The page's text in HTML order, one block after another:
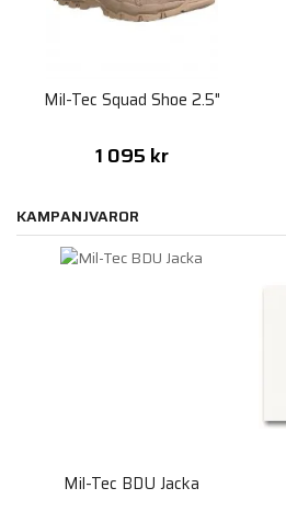
Mil-Tec Squad Shoe 2.5"
1 095 kr
KAMPANJVAROR
Mil-Tec BDU Jacka